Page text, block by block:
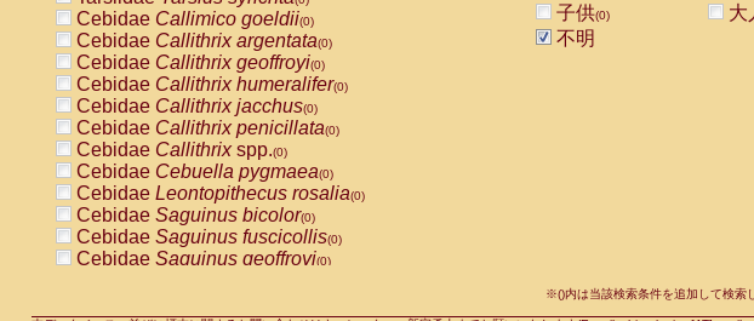
CercopithecidaeCercocebus torquatus atys
CercopithecidaeCercocebus torquatus lunulatus
CercopithecidaeCercocebus torquatus torquatus
CercopithecidaeCercocebushybrid
CercopithecidaeCercocebusspp.
CercopithecidaeLophocebus albigena
CercopithecidaePapio anubis
CercopithecidaePapio cynocephalus
CercopithecidaePapio hamadryas
CercopithecidaePapio papio
CercopithecidaePapiospp.(0)
CercopithecidaeMandrillus leucophaeus
CercopithecidaeMandrillus sphinx
CercopithecidaeMacaca arctoides(0)
Cebidae Callimico goeldii(0)
Cebidae Callithrix argentata(0)
Cebidae Callithrix geoffroyi(0)
Cebidae Callithrix humeralifer(0)
Cebidae Callithrix jacchus(0)
Cebidae Callithrix penicillata(0)
Cebidae Callithrixspp.(0)
Cebidae Cebuella pygmaea(0)
Cebidae Leontopithecus rosalia(0)
Cebidae Saguinus bicolor(0)
Cebidae Saguinus fuscicollis(0)
Cebidae Saguinus geoffroyi(0)
子供(0) 大
不明
※()内は当該検索条件を追加して検索